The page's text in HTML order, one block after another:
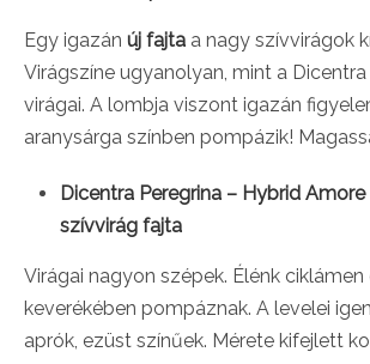
Egy igazán új fajta a nagy szívvirágok
Virágszíne ugyanolyan, mint a
virágai. A lombja viszont igazán
aranysárga színben pompázik!
Dicentra Peregrina – Hybrid Amore
szívvirág fajta
Virágai nagyon szépek. Élénk ciklámen
keverékében pompáznak. A levelei
aprók, ezüst színűek. Mérete kifejlett